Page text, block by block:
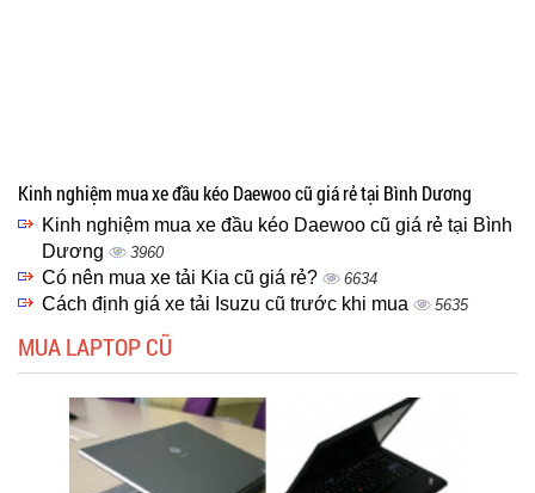
Kinh nghiệm mua xe đầu kéo Daewoo cũ giá rẻ tại Bình Dương
Kinh nghiệm mua xe đầu kéo Daewoo cũ giá rẻ tại Bình
Dương
3960
Có nên mua xe tải Kia cũ giá rẻ? 6634
Cách định giá xe tải Isuzu cũ trước khi mua 5635
MUA LAPTOP CŨ